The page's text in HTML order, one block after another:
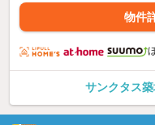
物件
サンクタス